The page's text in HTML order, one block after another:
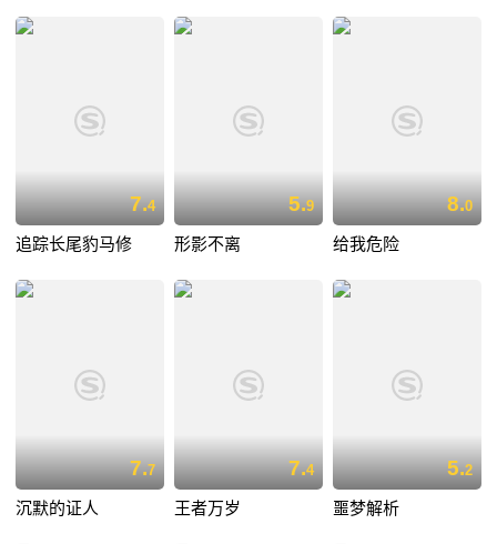
7.4
追踪长尾豹马修
5.9
形影不离
8.0
给我危险
7.7
沉默的证人
7.4
王者万岁
5.2
噩梦解析